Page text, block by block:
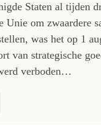
Staten al tijden
Unie om zwaardere
was het op 1
van strategische
verboden…